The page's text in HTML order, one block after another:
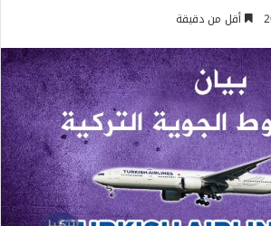
أقل من دقيقة